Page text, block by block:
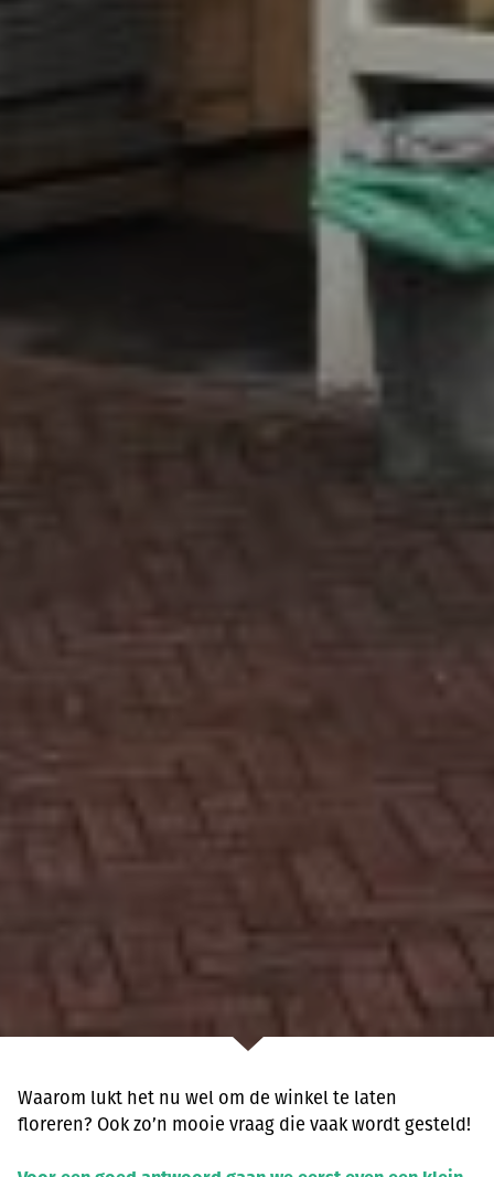
Waarom lukt het nu wel om de winkel te laten
floreren? Ook zo’n mooie vraag die vaak wordt gesteld!